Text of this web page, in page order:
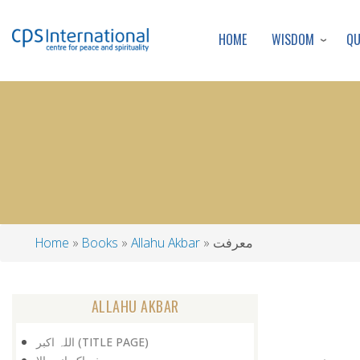
HOME WISDOM
Home Books Allahu Akbar معرفت
ALLAHU AKBAR
اللہ اکبر (TITLE PAGE)